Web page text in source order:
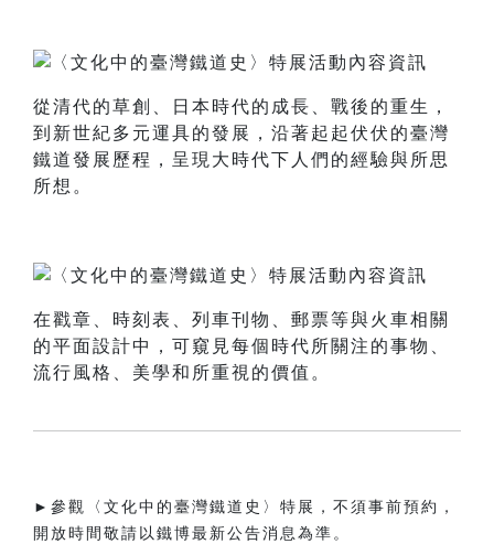
從清代的草創、日本時代的成長、戰後的重生，
到新世紀多元運具的發展，沿著起起伏伏的臺灣
鐵道發展歷程，呈現大時代下人們的經驗與所思
所想。
在戳章、時刻表、列車刊物、郵票等與火車相關
的平面設計中，可窺見每個時代所關注的事物、
流行風格、美學和所重視的價值。
►參觀〈文化中的臺灣鐵道史〉特展，不須事前預約，
開放時間敬請以鐵博最新公告消息為準。